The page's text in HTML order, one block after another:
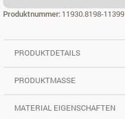
Produktnummer: 11930.8198-11399
PRODUKTDETAILS
PRODUKTMASSE
MATERIAL EIGENSCHAFTEN